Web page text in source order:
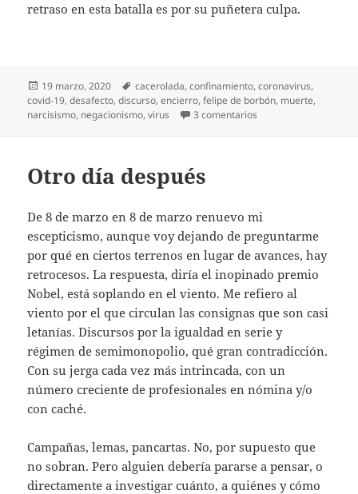
retraso en esta batalla es por su puñetera culpa.
Publicado
el
19 marzo, 2020 Etiquetas
cacerolada,confinamiento,coronavirus,
covid-19,desafecto,discurso,encierro,felipe de borbón, muerte,
narcisismo, negacionismo,virus 3 comentarios
Otro día después
De 8 de marzo en 8 de marzo renuevo mi
escepticismo, aunque voy dejando de preguntarme
por qué en ciertos terrenos en lugar de avances, hay
retrocesos. La respuesta, diría el inopinado premio
Nobel, está soplando en el viento. Me refiero al
viento por el que circulan las consignas que son casi
letanías. Discursos por la igualdad en serie y
régimen de semimonopolio, qué gran contradicción.
Con su jerga cada vez más intrincada, con un
número creciente de profesionales en nómina y/o
con caché.
Campañas, lemas, pancartas. No, por supuesto que
no sobran. Pero alguien debería pararse a pensar, o
directamente a investigar cuánto, a quiénes y cómo